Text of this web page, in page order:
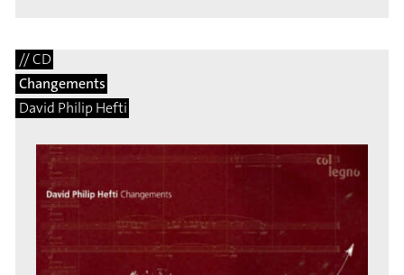
// CD
Changements
David Philip Hefti